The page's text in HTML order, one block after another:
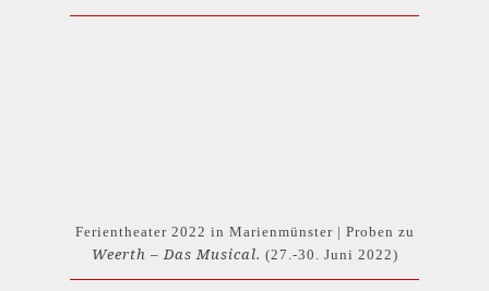
Ferientheater 2022 in Marienmünster | Proben zu
Weerth – Das Musical. (27.-30. Juni 2022)